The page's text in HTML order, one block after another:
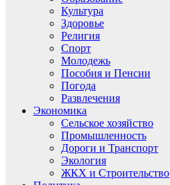
Культура
Здоровье
Религия
Спорт
Молодежь
Пособия и Пенсии
Погода
Развлечения
Экономика
Сельское хозяйство
Промышленность
Дороги и Транспорт
Экология
ЖКХ и Строительство